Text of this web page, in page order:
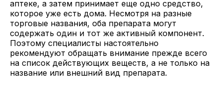
аптеке, а затем принимает еще одно средство,
которое уже есть дома. Несмотря на разные
торговые названия, оба препарата могут
содержать один и тот же активный компонент.
Поэтому специалисты настоятельно
рекомендуют обращать внимание прежде всего
на список действующих веществ, а не только на
название или внешний вид препарата.